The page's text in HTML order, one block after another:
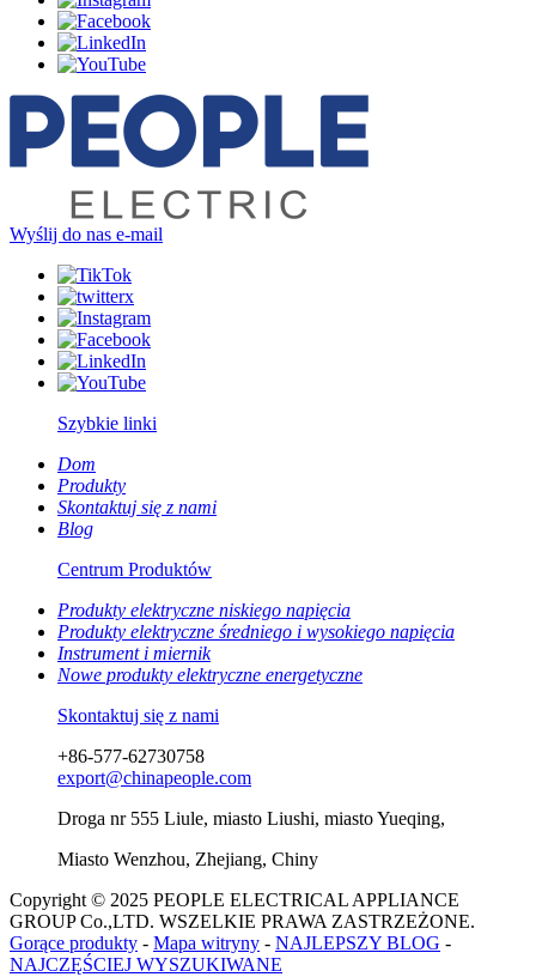
Wyślij do nas e-mail
Szybkie linki
Dom
Produkty
Skontaktuj się z nami
Blog
Centrum Produktów
Produkty elektryczne niskiego napięcia
Produkty elektryczne średniego i wysokiego napięcia
Instrument i miernik
Nowe produkty elektryczne energetyczne
Skontaktuj się z nami
+86-577-62730758
export@chinapeople.com
Droga nr 555 Liule, miasto Liushi, miasto Yueqing,
Miasto Wenzhou, Zhejiang, Chiny
Copyright © 2025 PEOPLE ELECTRICAL APPLIANCE
GROUP Co.,LTD. WSZELKIE PRAWA ZASTRZEŻONE.
Gorące produkty - Mapa witryny - NAJLEPSZY BLOG -
NAJCZĘŚCIEJ WYSZUKIWANE